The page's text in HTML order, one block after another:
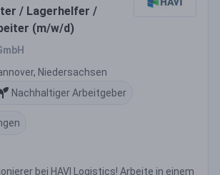
/ Lagerhelfer /
(m/w/d)
Niedersachsen
Nachhaltiger Arbeitgeber
bei HAVI Logistics! Arbeite in einem